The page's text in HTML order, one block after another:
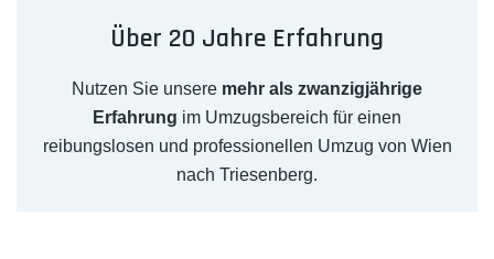
Über 20 Jahre Erfahrung
Nutzen Sie unsere mehr als zwanzigjährige
Erfahrung im Umzugsbereich für einen
reibungslosen und professionellen Umzug von Wien
nach Triesenberg.